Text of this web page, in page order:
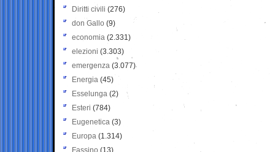
Diritti civili (276)
don Gallo (9)
economia (2.331)
elezioni (3.303)
emergenza (3.077)
Energia (45)
Esselunga (2)
Esteri (784)
Eugenetica (3)
Europa (1.314)
Fassino (13)